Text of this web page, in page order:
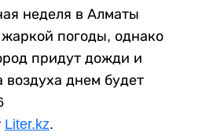
неделя в Алматы
погоды, однако
придут дожди и
воздуха днем будет
Liter.kz.